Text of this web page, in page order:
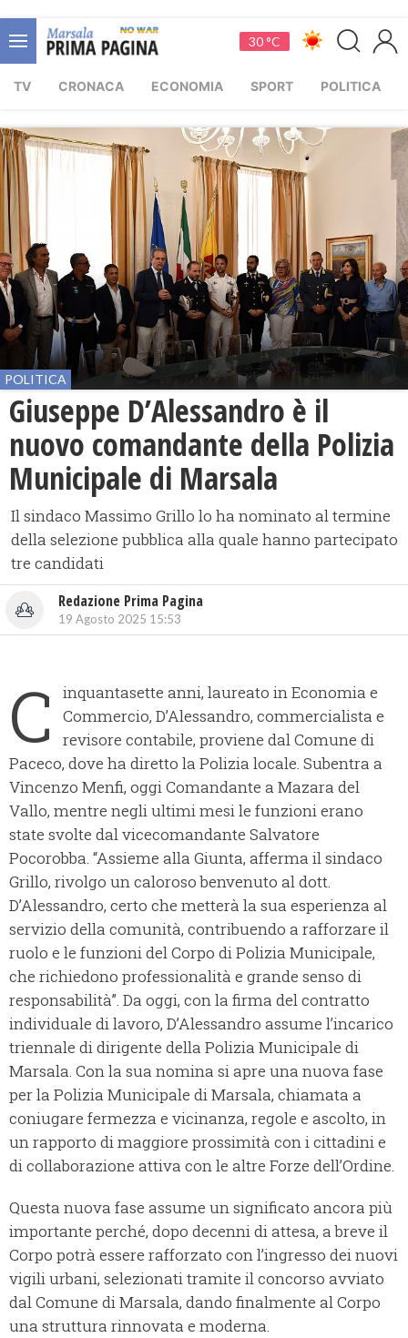
30 °C
TV CRONACA ECONOMIA SPORT POLITICA
POLITICA
Giuseppe D’Alessandro è il
nuovo comandante della Polizia
Municipale di Marsala
Il sindaco Massimo Grillo lo ha nominato al termine
della selezione pubblica alla quale hanno partecipato
tre candidati
Redazione Prima Pagina
19 Agosto 2025 15:53
C
inquantasette anni, laureato in Economia e
Commercio, D’Alessandro, commercialista e
revisore contabile, proviene dal Comune di
Paceco, dove ha diretto la Polizia locale. Subentra a
Vincenzo Menfi, oggi Comandante a Mazara del
Vallo, mentre negli ultimi mesi le funzioni erano
state svolte dal vicecomandante Salvatore
Pocorobba. “Assieme alla Giunta, afferma il sindaco
Grillo, rivolgo un caloroso benvenuto al dott.
D’Alessandro, certo che metterà la sua esperienza al
servizio della comunità, contribuendo a rafforzare il
ruolo e le funzioni del Corpo di Polizia Municipale,
che richiedono professionalità e grande senso di
responsabilità”. Da oggi, con la firma del contratto
individuale di lavoro, D’Alessandro assume l’incarico
triennale di dirigente della Polizia Municipale di
Marsala. Con la sua nomina si apre una nuova fase
per la Polizia Municipale di Marsala, chiamata a
coniugare fermezza e vicinanza, regole e ascolto, in
un rapporto di maggiore prossimità con i cittadini e
di collaborazione attiva con le altre Forze dell’Ordine.
Questa nuova fase assume un significato ancora più
importante perché, dopo decenni di attesa, a breve il
Corpo potrà essere rafforzato con l’ingresso dei nuovi
vigili urbani, selezionati tramite il concorso avviato
dal Comune di Marsala, dando finalmente al Corpo
una struttura rinnovata e moderna.